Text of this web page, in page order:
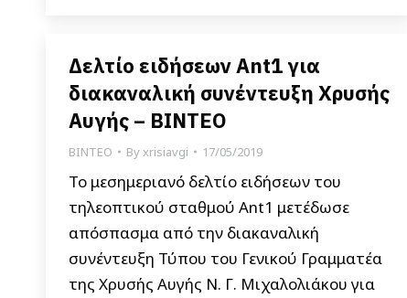
Δελτίο ειδήσεων Ant1 για
διακαναλική συνέντευξη Χρυσής
Αυγής – ΒΙΝΤΕΟ
ΒΙΝΤΕΟ Byxrisiavgi 17/05/2019
Το μεσημεριανό δελτίο ειδήσεων του
τηλεοπτικού σταθμού Ant1 μετέδωσε
απόσπασμα από την διακαναλική
συνέντευξη Τύπου του Γενικού Γραμματέα
της Χρυσής Αυγής Ν. Γ. Μιχαλολιάκου για